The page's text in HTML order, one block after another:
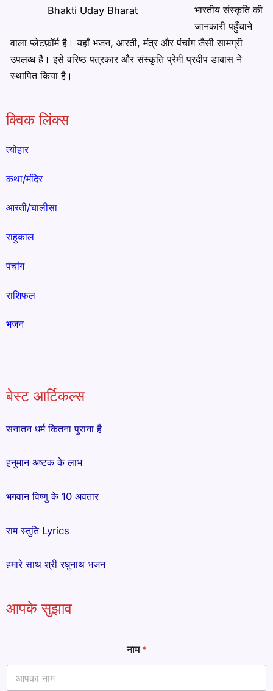
Bhakti Uday Bharat
भारतीय संस्कृति की
जानकारी पहुँचाने
वाला प्लेटफ़ॉर्म है। यहाँ भजन, आरती, मंत्र और पंचांग जैसी सामग्री
उपलब्ध है। इसे वरिष्ठ पत्रकार और संस्कृति प्रेमी प्रदीप डाबास ने
स्थापित किया है।
क्विक लिंक्स
त्योहार
कथा/मंदिर
आरती/चालीसा
राहुकाल
पंचांग
राशिफल
भजन
बेस्ट आर्टिकल्स
सनातन धर्म कितना पुराना है
हनुमान अष्टक के लाभ
भगवान विष्णु के 10 अवतार
राम स्तुति Lyrics
हमारे साथ श्री रघुनाथ भजन
आपके सुझाव
ना
म
नाम*